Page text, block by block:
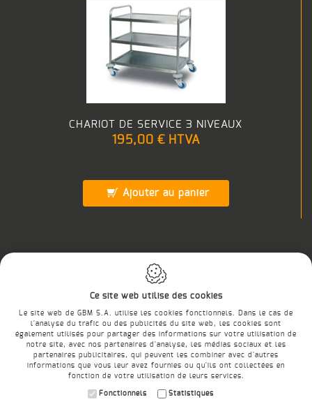
CHARIOT DE SERVICE 3 NIVEAUX
195,00 € HTVA
Ajouter au panier
E-SHOP
Conditions générales
Charte de la vie privée
Ce site web utilise des cookies
Le site web de GBM S.A. utilise les cookies fonctionnels. Dans le cas de
l'analyse du trafic ou des publicités du site web, les cookies sont
également utilisés pour partager des informations sur votre utilisation de
notre site, avec nos partenaires d'analyse, les médias sociaux et les
partenaires publicitaires, qui peuvent les combiner avec d'autres
informations que vous leur avez fournies ou qu'ils ont collectées en
fonction de votre utilisation de leurs services.
Fonctionnels Statistiques